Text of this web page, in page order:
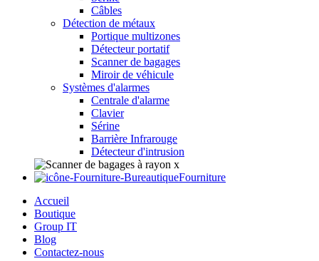
Câbles
Détection de métaux
Portique multizones
Détecteur portatif
Scanner de bagages
Miroir de véhicule
Systèmes d'alarmes
Centrale d'alarme
Clavier
Sérine
Barrière Infrarouge
Détecteur d'intrusion
Fourniture
Accueil
Boutique
Group IT
Blog
Contactez-nous